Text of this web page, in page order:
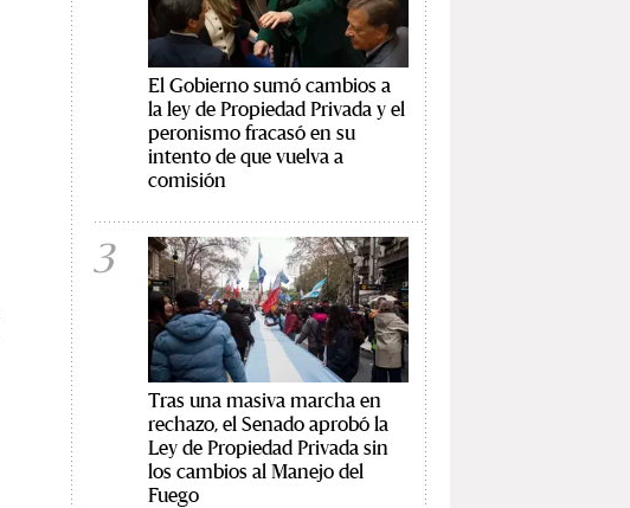
El Gobierno sumó cambios a
la ley de Propiedad Privada y el
peronismo fracasó en su
intento de que vuelva a
comisión
3
Tras una masiva marcha en
rechazo, el Senado aprobó la
Ley de Propiedad Privada sin
los cambios al Manejo del
Fuego